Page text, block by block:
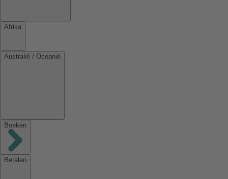
Afrika
Australië / Oceanië
Boeken
Betalen